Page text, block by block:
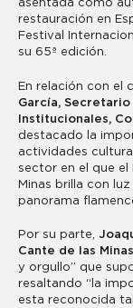
asentada como
restauración en
Festival
su 65ª edición.
En relación con el
García,
Institucionales,
destacado la
actividades
sector en el que el
Minas brilla con
panorama
Por su parte,
Cante de las
y orgullo” que
resaltando “la
esta reconocida